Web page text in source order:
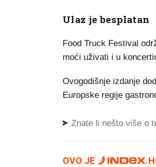
Ulaz je besplatan
Food Truck Festival
moći uživati i u
Ovogodišnje izdanje
Europske regije
Znate li nešto više o
OVO JE .